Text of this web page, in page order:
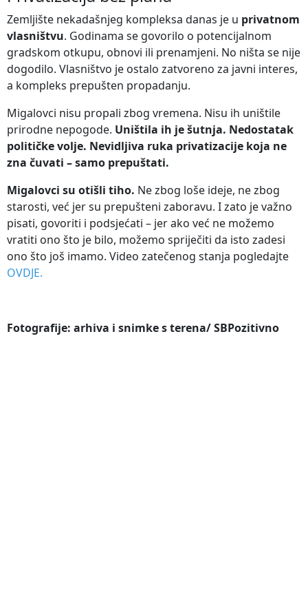
Zemljište nekadašnjeg kompleksa danas je u privatnom
vlasništvu. Godinama se govorilo o potencijalnom
gradskom otkupu, obnovi ili prenamjeni. No ništa se nije
dogodilo. Vlasništvo je ostalo zatvoreno za javni interes,
a kompleks prepušten propadanju.
Migalovci nisu propali zbog vremena. Nisu ih uništile
prirodne nepogode. Uništila ih je šutnja. Nedostatak
političke volje. Nevidljiva ruka privatizacije koja ne
zna čuvati – samo prepuštati.
Migalovci su otišli tiho. Ne zbog loše ideje, ne zbog
starosti, već jer su prepušteni zaboravu. I zato je važno
pisati, govoriti i podsjećati – jer ako već ne možemo
vratiti ono što je bilo, možemo spriječiti da isto zadesi
ono što još imamo. Video zatečenog stanja pogledajte
OVDJE.
Fotografije: arhiva i snimke s terena/SBPozitivno